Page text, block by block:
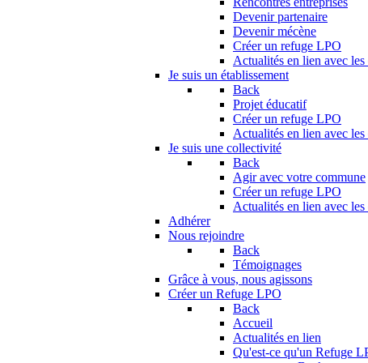
Devenir partenaire
Devenir mécène
Créer un refuge LPO
Actualités en lien avec les
Je suis un établissement
Back
Projet éducatif
Créer un refuge LPO
Actualités en lien avec les
Je suis une collectivité
Back
Agir avec votre commune
Créer un refuge LPO
Actualités en lien avec
Adhérer
Nous rejoindre
Back
Témoignages
Grâce à vous, nous agissons
Créer un Refuge LPO
Back
Accueil
Actualités en lien
Qu'est-ce qu'un Refuge